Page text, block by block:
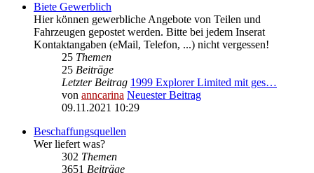
Biete Gewerblich
Hier können gewerbliche Angebote von Teilen und
Fahrzeugen gepostet werden. Bitte bei jedem Inserat
Kontaktangaben (eMail, Telefon, ...) nicht vergessen!
25 Themen
25 Beiträge
Letzter Beitrag 1999 Explorer Limited mit ges…
von anncarina Neuester Beitrag
09.11.2021 10:29
Beschaffungsquellen
Wer liefert was?
302 Themen
3651 Beiträge